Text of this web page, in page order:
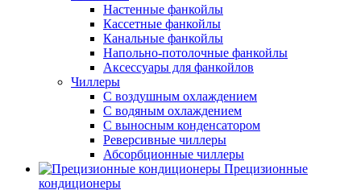
Настенные фанкойлы
Кассетные фанкойлы
Канальные фанкойлы
Напольно-потолочные фанкойлы
Аксессуары для фанкойлов
Чиллеры
С воздушным охлаждением
С водяным охлаждением
С выносным конденсатором
Реверсивные чиллеры
Абсорбционные чиллеры
Прецизионные
кондиционеры